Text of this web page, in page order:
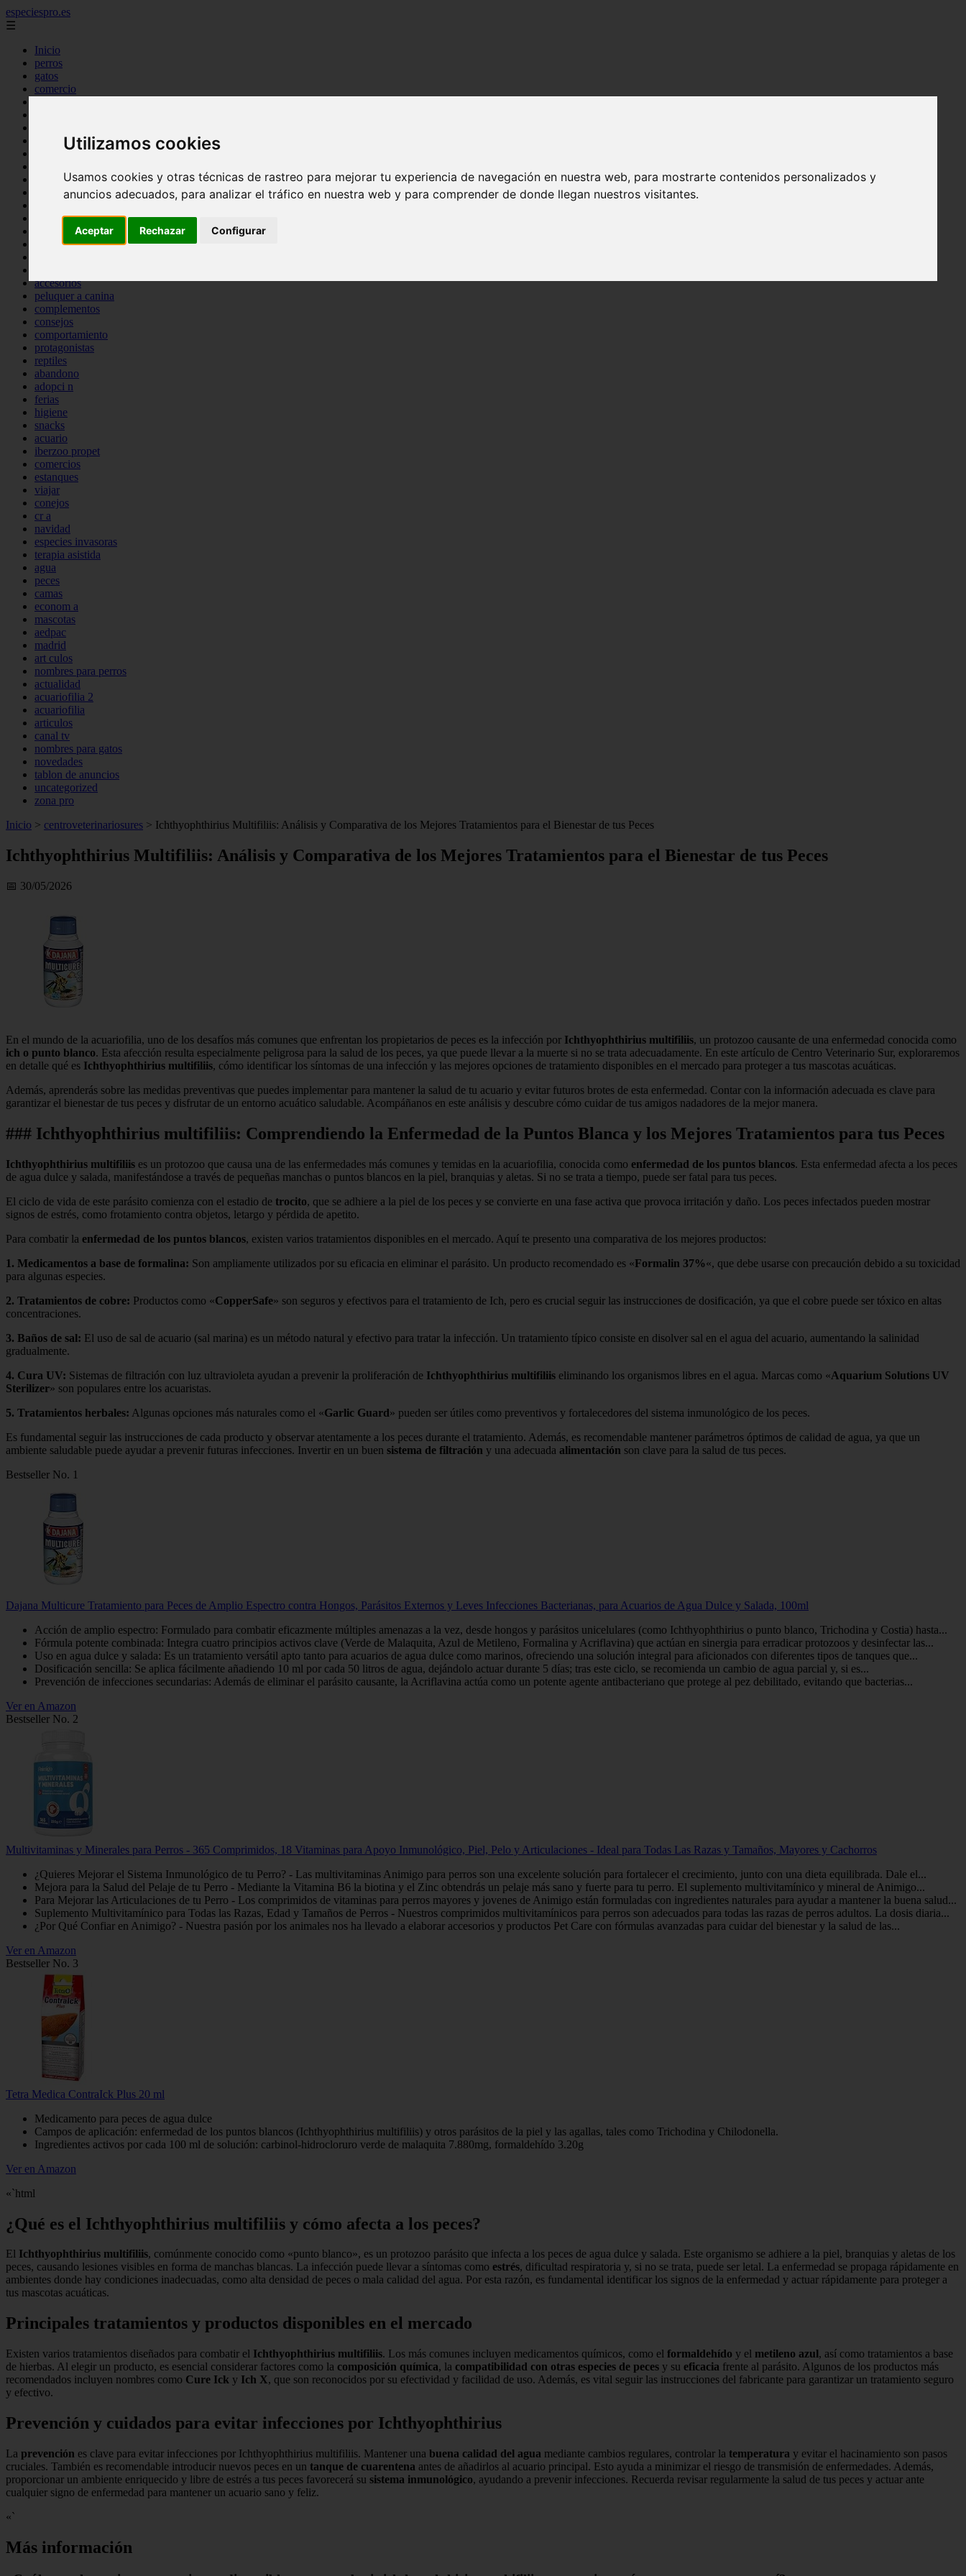
Utilizamos cookies
Usamos cookies y otras técnicas de rastreo para mejorar tu experiencia de navegación en nuestra web, para mostrarte contenidos personalizados y
anuncios adecuados, para analizar el tráfico en nuestra web y para comprender de donde llegan nuestros visitantes.
Aceptar Rechazar Configurar
especiespro.es
☰
Inicio
perros
gatos
comercio
tenencia responsable
mantenimiento
bienestar
peque os mam feros
verano
accesorios
peluquer a canina
complementos
consejos
comportamiento
protagonistas
reptiles
abandono
adopci n
ferias
higiene
snacks
acuario
iberzoo propet
comercios
estanques
viajar
conejos
cr a
navidad
especies invasoras
terapia asistida
agua
peces
camas
econom a
mascotas
aedpac
madrid
art culos
nombres para perros
actualidad
acuariofilia 2
acuariofilia
articulos
canal tv
nombres para gatos
novedades
tablon de anuncios
uncategorized
zona pro
Inicio > centroveterinariosures > Ichthyophthirius Multifiliis: Análisis y Comparativa de los Mejores Tratamientos para el Bienestar de tus Peces
Ichthyophthirius Multifiliis: Análisis y Comparativa de los Mejores Tratamientos para el Bienestar de tus Peces
📅 30/05/2026
En el mundo de la acuariofilia, uno de los desafíos más comunes que enfrentan los propietarios de peces es la infección por Ichthyophthirius multifiliis, un protozoo causante de una enfermedad conocida como
ich o punto blanco. Esta afección resulta especialmente peligrosa para la salud de los peces, ya que puede llevar a la muerte si no se trata adecuadamente. En este artículo de Centro Veterinario Sur, exploraremos
en detalle qué es Ichthyophthirius multifiliis, cómo identificar los síntomas de una infección y las mejores opciones de tratamiento disponibles en el mercado para proteger a tus mascotas acuáticas.
Además, aprenderás sobre las medidas preventivas que puedes implementar para mantener la salud de tu acuario y evitar futuros brotes de esta enfermedad. Contar con la información adecuada es clave para
garantizar el bienestar de tus peces y disfrutar de un entorno acuático saludable. Acompáñanos en este análisis y descubre cómo cuidar de tus amigos nadadores de la mejor manera.
### Ichthyophthirius multifiliis: Comprendiendo la Enfermedad de la Puntos Blanca y los Mejores Tratamientos para tus Peces
Ichthyophthirius multifiliis es un protozoo que causa una de las enfermedades más comunes y temidas en la acuariofilia, conocida como enfermedad de los puntos blancos. Esta enfermedad afecta a los peces
de agua dulce y salada, manifestándose a través de pequeñas manchas o puntos blancos en la piel, branquias y aletas. Si no se trata a tiempo, puede ser fatal para tus peces.
El ciclo de vida de este parásito comienza con el estadio de trocito, que se adhiere a la piel de los peces y se convierte en una fase activa que provoca irritación y daño. Los peces infectados pueden mostrar
signos de estrés, como frotamiento contra objetos, letargo y pérdida de apetito.
Para combatir la enfermedad de los puntos blancos, existen varios tratamientos disponibles en el mercado. Aquí te presento una comparativa de los mejores productos:
1. Medicamentos a base de formalina: Son ampliamente utilizados por su eficacia en eliminar el parásito. Un producto recomendado es «Formalin 37%«, que debe usarse con precaución debido a su toxicidad
para algunas especies.
2. Tratamientos de cobre: Productos como «CopperSafe» son seguros y efectivos para el tratamiento de Ich, pero es crucial seguir las instrucciones de dosificación, ya que el cobre puede ser tóxico en altas
concentraciones.
3. Baños de sal: El uso de sal de acuario (sal marina) es un método natural y efectivo para tratar la infección. Un tratamiento típico consiste en disolver sal en el agua del acuario, aumentando la salinidad
gradualmente.
4. Cura UV: Sistemas de filtración con luz ultravioleta ayudan a prevenir la proliferación de Ichthyophthirius multifiliis eliminando los organismos libres en el agua. Marcas como «Aquarium Solutions UV
Sterilizer» son populares entre los acuaristas.
5. Tratamientos herbales: Algunas opciones más naturales como el «Garlic Guard» pueden ser útiles como preventivos y fortalecedores del sistema inmunológico de los peces.
Es fundamental seguir las instrucciones de cada producto y observar atentamente a los peces durante el tratamiento. Además, es recomendable mantener parámetros óptimos de calidad de agua, ya que un
ambiente saludable puede ayudar a prevenir futuras infecciones. Invertir en un buen sistema de filtración y una adecuada alimentación son clave para la salud de tus peces.
Bestseller No. 1
Dajana Multicure Tratamiento para Peces de Amplio Espectro contra Hongos, Parásitos Externos y Leves Infecciones Bacterianas, para Acuarios de Agua Dulce y Salada, 100ml
Acción de amplio espectro: Formulado para combatir eficazmente múltiples amenazas a la vez, desde hongos y parásitos unicelulares (como Ichthyophthirius o punto blanco, Trichodina y Costia) hasta...
Fórmula potente combinada: Integra cuatro principios activos clave (Verde de Malaquita, Azul de Metileno, Formalina y Acriflavina) que actúan en sinergia para erradicar protozoos y desinfectar las...
Uso en agua dulce y salada: Es un tratamiento versátil apto tanto para acuarios de agua dulce como marinos, ofreciendo una solución integral para aficionados con diferentes tipos de tanques que...
Dosificación sencilla: Se aplica fácilmente añadiendo 10 ml por cada 50 litros de agua, dejándolo actuar durante 5 días; tras este ciclo, se recomienda un cambio de agua parcial y, si es...
Prevención de infecciones secundarias: Además de eliminar el parásito causante, la Acriflavina actúa como un potente agente antibacteriano que protege al pez debilitado, evitando que bacterias...
Ver en Amazon
Bestseller No. 2
Multivitaminas y Minerales para Perros - 365 Comprimidos, 18 Vitaminas para Apoyo Inmunológico, Piel, Pelo y Articulaciones - Ideal para Todas Las Razas y Tamaños, Mayores y Cachorros
¿Quieres Mejorar el Sistema Inmunológico de tu Perro? - Las multivitaminas Animigo para perros son una excelente solución para fortalecer el crecimiento, junto con una dieta equilibrada. Dale el...
Mejora para la Salud del Pelaje de tu Perro - Mediante la Vitamina B6 la biotina y el Zinc obtendrás un pelaje más sano y fuerte para tu perro. El suplemento multivitamínico y mineral de Animigo...
Para Mejorar las Articulaciones de tu Perro - Los comprimidos de vitaminas para perros mayores y jovenes de Animigo están formuladas con ingredientes naturales para ayudar a mantener la buena salud...
Suplemento Multivitamínico para Todas las Razas, Edad y Tamaños de Perros - Nuestros comprimidos multivitamínicos para perros son adecuados para todas las razas de perros adultos. La dosis diaria...
¿Por Qué Confiar en Animigo? - Nuestra pasión por los animales nos ha llevado a elaborar accesorios y productos Pet Care con fórmulas avanzadas para cuidar del bienestar y la salud de las...
Ver en Amazon
Bestseller No. 3
Tetra Medica ContraIck Plus 20 ml
Medicamento para peces de agua dulce
Campos de aplicación: enfermedad de los puntos blancos (Ichthyophthirius multifiliis) y otros parásitos de la piel y las agallas, tales como Trichodina y Chilodonella.
Ingredientes activos por cada 100 ml de solución: carbinol-hidrocloruro verde de malaquita 7.880mg, formaldehído 3.20g
Ver en Amazon
«`html
¿Qué es el Ichthyophthirius multifiliis y cómo afecta a los peces?
El Ichthyophthirius multifiliis, comúnmente conocido como «punto blanco», es un protozoo parásito que infecta a los peces de agua dulce y salada. Este organismo se adhiere a la piel, branquias y aletas de los
peces, causando lesiones visibles en forma de manchas blancas. La infección puede llevar a síntomas como estrés, dificultad respiratoria y, si no se trata, puede ser letal. La enfermedad se propaga rápidamente en
ambientes donde hay condiciones inadecuadas, como alta densidad de peces o mala calidad del agua. Por esta razón, es fundamental identificar los signos de la enfermedad y actuar rápidamente para proteger a
tus mascotas acuáticas.
Principales tratamientos y productos disponibles en el mercado
Existen varios tratamientos diseñados para combatir el Ichthyophthirius multifiliis. Los más comunes incluyen medicamentos químicos, como el formaldehído y el metileno azul, así como tratamientos a base
de hierbas. Al elegir un producto, es esencial considerar factores como la composición química, la compatibilidad con otras especies de peces y su eficacia frente al parásito. Algunos de los productos más
recomendados incluyen nombres como Cure Ick y Ich X, que son reconocidos por su efectividad y facilidad de uso. Además, es vital seguir las instrucciones del fabricante para garantizar un tratamiento seguro
y efectivo.
Prevención y cuidados para evitar infecciones por Ichthyophthirius
La prevención es clave para evitar infecciones por Ichthyophthirius multifiliis. Mantener una buena calidad del agua mediante cambios regulares, controlar la temperatura y evitar el hacinamiento son pasos
cruciales. También es recomendable introducir nuevos peces en un tanque de cuarentena antes de añadirlos al acuario principal. Esto ayuda a minimizar el riesgo de transmisión de enfermedades. Además,
proporcionar un ambiente enriquecido y libre de estrés a tus peces favorecerá su sistema inmunológico, ayudando a prevenir infecciones. Recuerda revisar regularmente la salud de tus peces y actuar ante
cualquier signo de enfermedad para mantener un acuario sano y feliz.
«`
Más información